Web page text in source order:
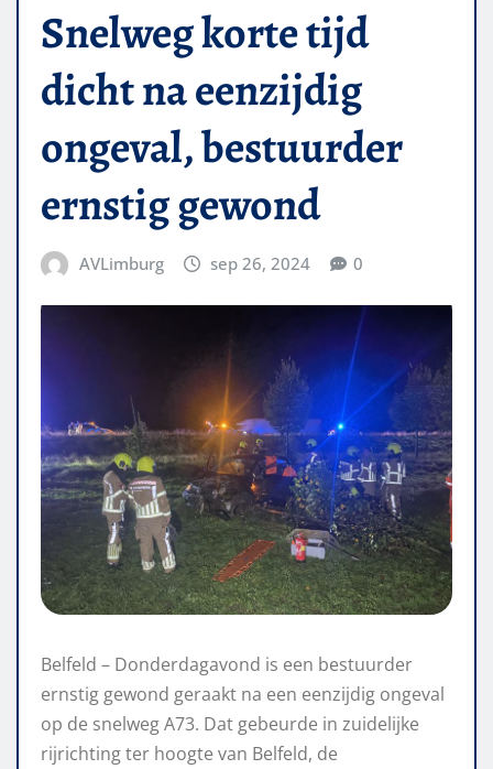
Snelweg korte tijd
dicht na eenzijdig
ongeval, bestuurder
ernstig gewond
AVLimburg sep 26, 2024 0
Belfeld – Donderdagavond is een bestuurder
ernstig gewond geraakt na een eenzijdig ongeval
op de snelweg A73. Dat gebeurde in zuidelijke
rijrichting ter hoogte van Belfeld, de